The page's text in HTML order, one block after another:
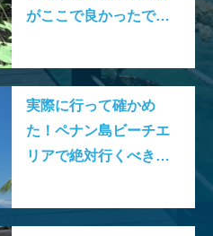
がここで良かったで
実際に行って確かめ
た！ペナン島ビーチエ
リアで絶対行くべきお